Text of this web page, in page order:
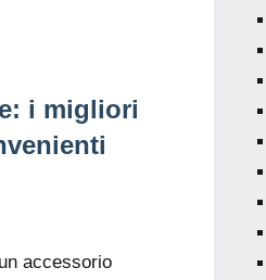
i migliori
accessorio